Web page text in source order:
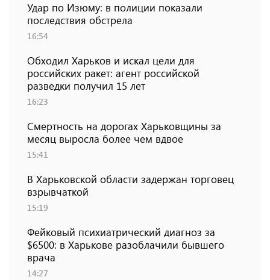
Удар по Изюму: в полиции показали
последствия обстрела
16:54
Обходил Харьков и искал цели для
российских ракет: агент российской
разведки получил 15 лет
16:23
Смертность на дорогах Харьковщины за
месяц выросла более чем вдвое
15:41
В Харьковской области задержан торговец
взрывчаткой
15:19
Фейковый психиатрический диагноз за
$6500: в Харькове разоблачили бывшего
врача
14:27